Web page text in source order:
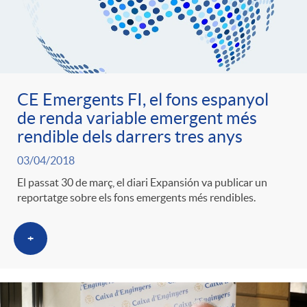
a
S
a
a
e
r
c
a
t
n
i
d
o
A
c
a
d
o
r
CE Emergents FI, el fons espanyol
de renda variable emergent més
rendible dels darrers tres anys
03/04/2018
El passat 30 de març, el diari Expansión va publicar un
reportatge sobre els fons emergents més rendibles.
+